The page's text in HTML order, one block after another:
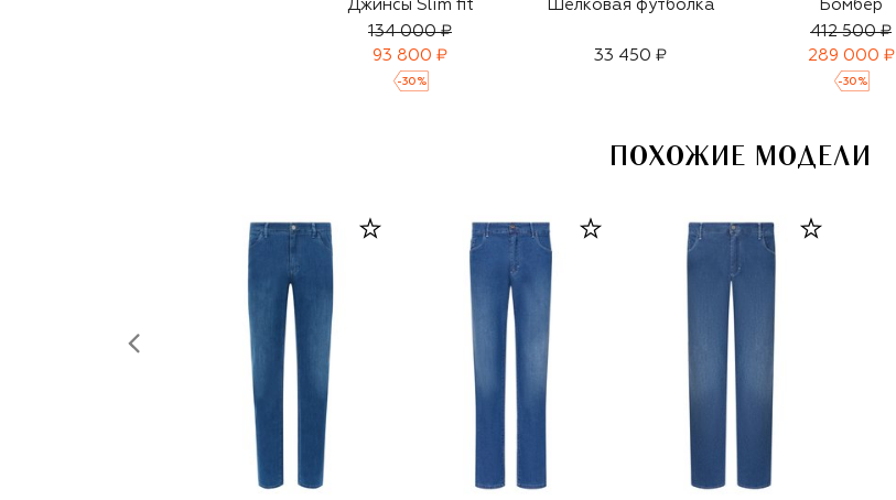
Джинсы Slim fit
134 000 ₽
93 800 ₽
-30 %
Шелковая футболка
33 450 ₽
Бомбер
412 500 ₽
289 000 ₽
-30 %
ПОХОЖИЕ МОДЕЛИ